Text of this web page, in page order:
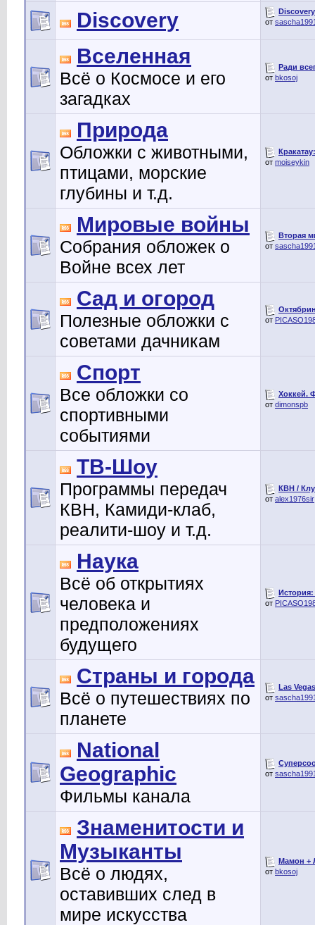
Discovery
от
Вселенная
Всё о Космосе и его
загадках
Ради
от bkosoj
Природа
Обложки с животными,
птицами, морские
глубины и т.д.
от moiseykin
Мировые войны
Собрания обложек о
Войне всех лет
Вторая
от
Сад и огород
Полезные обложки с
советами дачникам
от
Спорт
Все обложки со
спортивными
событиями
Хоккей.
от dimonspb
ТВ-Шоу
Программы передач
КВН, Камиди-клаб,
реалити-шоу и т.д.
КВН /
от alex1976sir
Наука
Всё об открытиях
человека и
предположениях
будущего
История:
от
Страны и города
Всё о путешествиях по
планете
Las
от
National
Geographic
Фильмы канала
от
Знаменитости и
Музыканты
Всё о людях,
оставивших след в
мире искусства
Мамон +
от bkosoj